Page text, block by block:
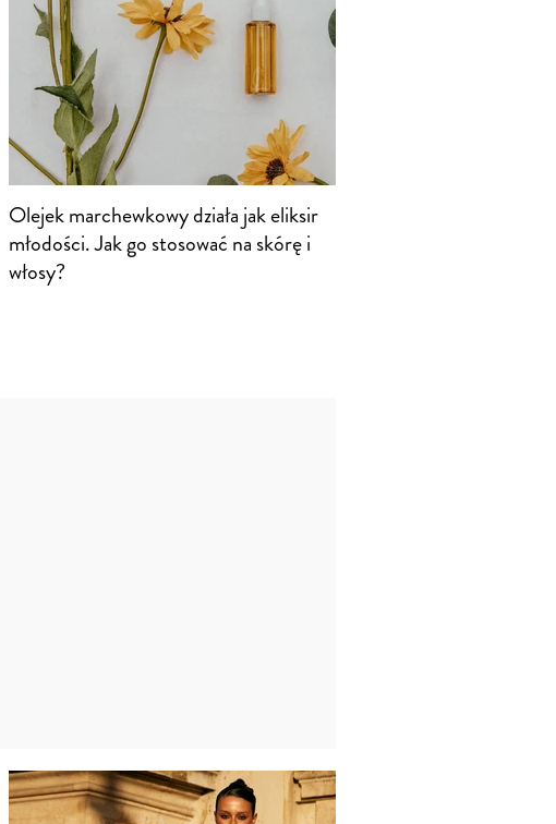
Olejek marchewkowy działa jak eliksir
młodości. Jak go stosować na skórę i
włosy?